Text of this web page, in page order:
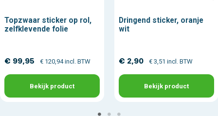
Topzwaar sticker op rol,
zelfklevende folie
€ 99,95 € 120,94 incl. BTW
Bekijk product
Dringend sticker, oranje
wit
€ 2,90 € 3,51 incl. BTW
Bekijk product